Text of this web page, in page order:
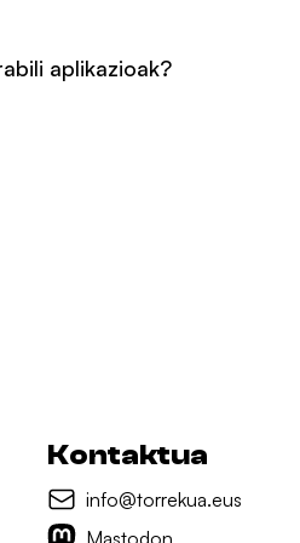
aplikazioak?
Kontaktua
info@torrekua.eus
Mastodon